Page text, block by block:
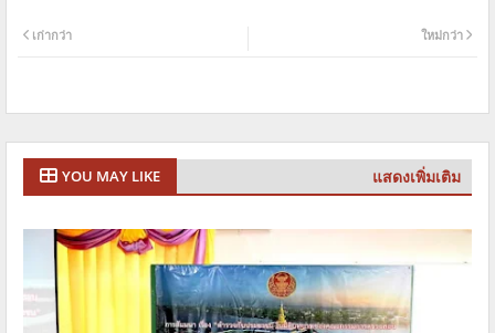
ใหม่กว่า
เก่ากว่า
YOU MAY LIKE แสดงเพิ่มเติม